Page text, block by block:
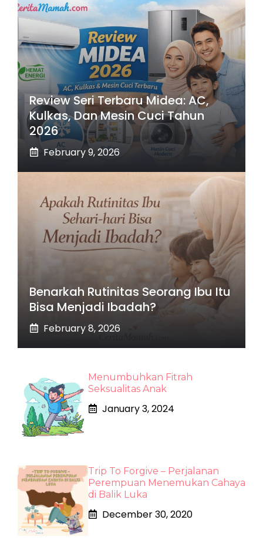
Review Seri Terbaru Midea: AC,
Kulkas, Dan Mesin Cuci Tahun
2026
February 9, 2026
Benarkah Rutinitas Seorang Ibu Itu
Bisa Menjadi Ibadah?
February 8, 2026
Menumbuhkan Fitrah
Seksualitas Anak
January 3, 2024
Trip To Forgive – Perjalanan
Perempuan Menemukan Cahaya
di Balik Luka
December 30, 2020